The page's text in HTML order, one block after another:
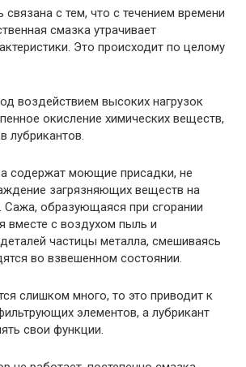
с тем, что с течением времени
смазка утрачивает
Это происходит по целому
воздействием высоких нагрузок
окисление химических веществ,
лубрикантов.
содержат моющие присадки, не
загрязняющих веществ на
Сажа, образующаяся при сгорании
вместе с воздухом пыль и
частицы металла, смешиваясь
во взвешенном состоянии.
слишком много, то это приводит к
элементов, а лубрикант
свои функции.